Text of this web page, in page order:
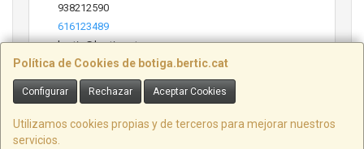
Política de Cookies de botiga.bertic.cat
Configurar Rechazar Aceptar Cookies
Utilizamos cookies propias y de terceros para mejorar nuestros
servicios.
938212590
616123489
bertic@bertic.cat
Horario
Lunes a Viernes (9h-14h | 15h-18h)